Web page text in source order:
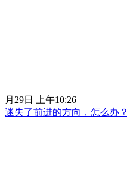
月29日 上午10:26
迷失了前进的方向，怎么办？